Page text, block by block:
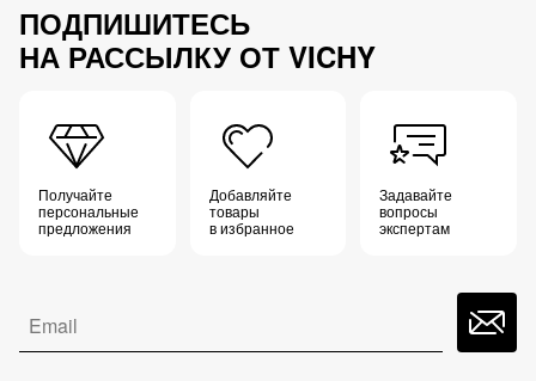
ПОДПИШИТЕСЬ
НА РАССЫЛКУ ОТ VICHY
Получайте
персональные
предложения
Добавляйте
товары
в избранное
Задавайте
вопросы
экспертам
Email